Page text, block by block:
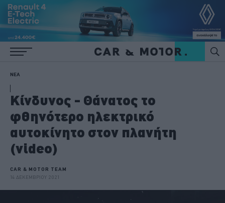
ΝΕΑ
Κίνδυνος - Θάνατος το
φθηνότερο ηλεκτρικό
αυτοκίνητο στον πλανήτη
(video)
CAR & MOTOR TEAM
14 ΔΕΚΕΜΒΡΙΟΥ 2021